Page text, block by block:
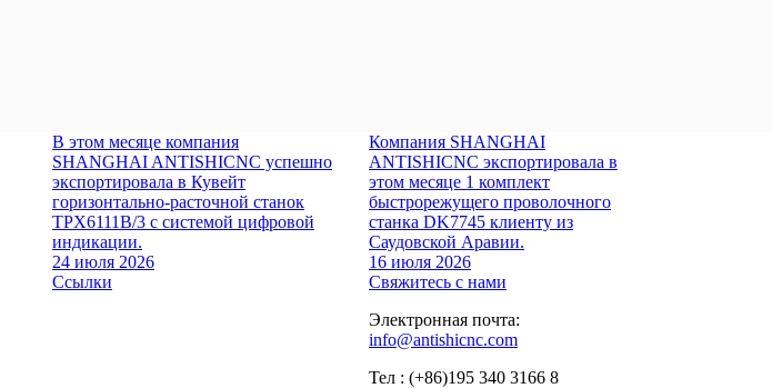
В этом месяце компания
SHANGHAI ANTISHICNC успешно
экспортировала в Кувейт
горизонтально-расточной станок
TPX6111B/3 с системой цифровой
индикации.
24 июля 2026
Компания SHANGHAI
ANTISHICNC экспортировала в
этом месяце 1 комплект
быстрорежущего проволочного
станка DK7745 клиенту из
Саудовской Аравии.
16 июля 2026
Ссылки
Свяжитесь с нами
Электронная почта:
info@antishicnc.com
Тел : (+86)195 340 3166 8